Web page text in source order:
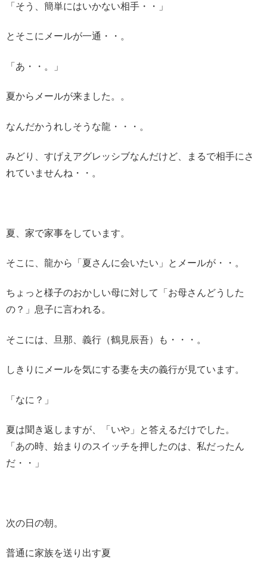
「そう、簡単にはいかない相手・・」
とそこにメールが一通・・。
「あ・・。」
夏からメールが来ました。。
なんだかうれしそうな龍・・・。
みどり、すげえアグレッシブなんだけど、まるで相手にさ
れていませんね・・。
夏、家で家事をしています。
そこに、龍から「夏さんに会いたい」とメールが・・。
ちょっと様子のおかしい母に対して「お母さんどうした
の？」息子に言われる。
そこには、旦那、義行（鶴見辰吾）も・・・。
しきりにメールを気にする妻を夫の義行が見ています。
「なに？」
夏は聞き返しますが、「いや」と答えるだけでした。
「あの時、始まりのスイッチを押したのは、私だったん
だ・・」
次の日の朝。
普通に家族を送り出す夏